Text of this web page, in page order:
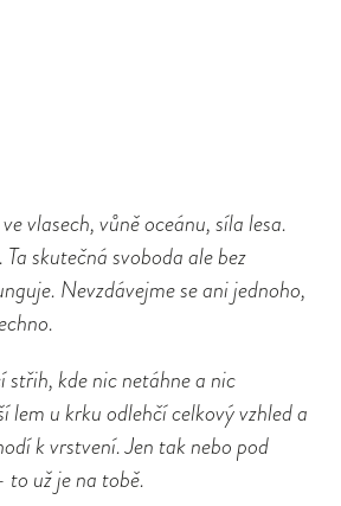
vlasech, vůně oceánu, síla lesa.
skutečná svoboda ale bez
Nevzdávejme se ani jednoho,
střih, kde nic netáhne a nic
lem u krku odlehčí celkový vzhled a
k vrstvení. Jen tak nebo pod
už je na tobě.